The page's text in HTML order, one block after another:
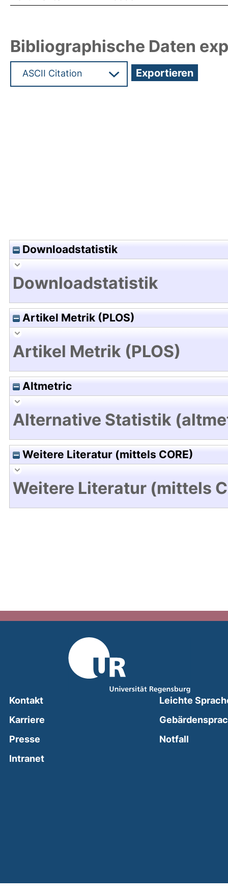
Bibliographische Daten
Downloadstatistik
Downloadstatistik
Artikel Metrik (PLOS)
Artikel Metrik (PLOS)
Altmetric
Alternative Statistik
Weitere Literatur (mittels CORE)
Weitere Literatur (mittels
Kontakt
Karriere
Presse
Intranet(external link, opens in a new window)
Leichte
Notfall